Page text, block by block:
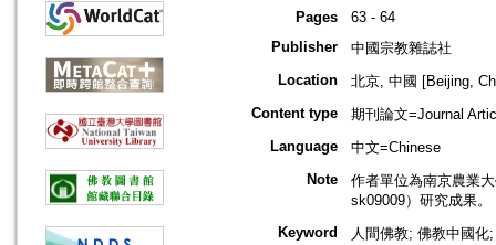
Pages
63 - 64
Publisher
中國宗教雜誌社
Location
北京, 中國 [Beijing,
Content type
期刊論文=Journal
Language
中文=Chinese
Note
作者單位為南京農業
sk09009）研究成果。
Keyword
人間佛教; 佛教中國